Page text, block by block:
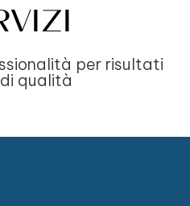
per risultati
qualità